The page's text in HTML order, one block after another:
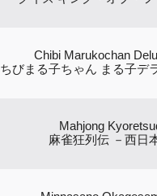
Chibi Marukochan
ちびまる子ちゃん まる子デ
Mahjong
麻雀狂列伝 －西日